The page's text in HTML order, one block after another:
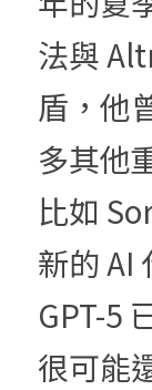
法與
盾，他
多其他
比如
新的 AI
GPT-5
很可能